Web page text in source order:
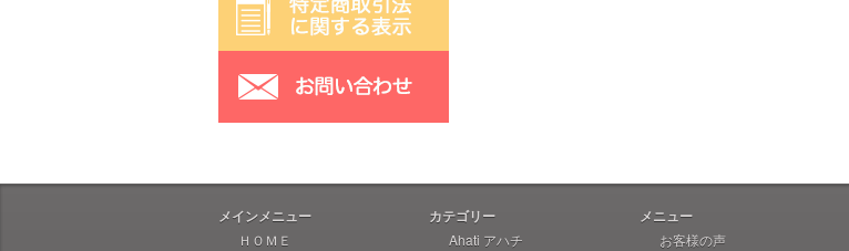
Hibben ヒビン
Hogue ホーグ
Heretic Knives ヘレティック
Imperial Schrade インペリアル
シュレード
Ka-Bar ケーバー
メインメニュー
ＨＯＭＥ
カテゴリー
Ahati アハチ
メニュー
お客様の声